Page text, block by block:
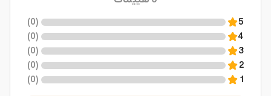
5
(
0
)
4
(
0
)
3
(
0
)
2
(
0
)
1
(
0
)